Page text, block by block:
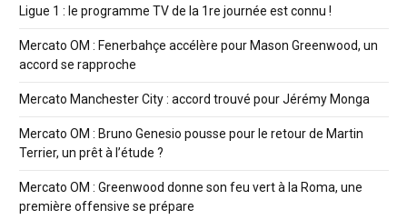
Ligue 1 : le programme TV de la 1re journée est connu !
Mercato OM : Fenerbahçe accélère pour Mason Greenwood, un
accord se rapproche
Mercato Manchester City : accord trouvé pour Jérémy Monga
Mercato OM : Bruno Genesio pousse pour le retour de Martin
Terrier, un prêt à l’étude ?
Mercato OM : Greenwood donne son feu vert à la Roma, une
première offensive se prépare